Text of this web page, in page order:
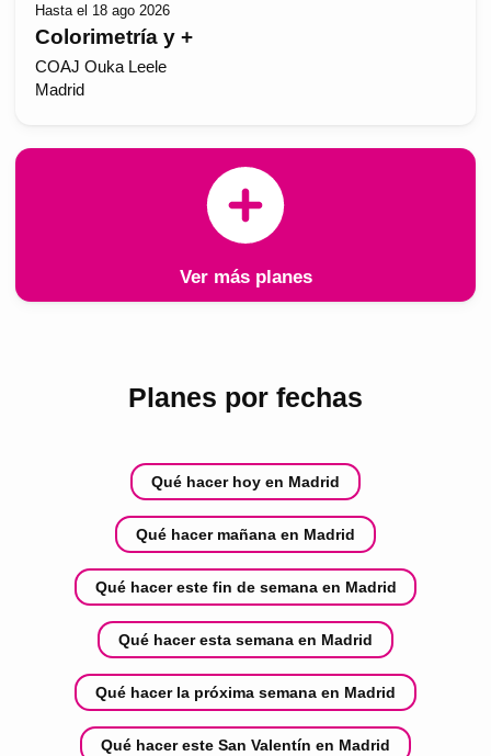
Hasta el 18 ago 2026
Colorimetría y +
COAJ Ouka Leele
Madrid
Ver más planes
Planes por fechas
Qué hacer hoy en Madrid
Qué hacer mañana en Madrid
Qué hacer este fin de semana en Madrid
Qué hacer esta semana en Madrid
Qué hacer la próxima semana en Madrid
Qué hacer este San Valentín en Madrid